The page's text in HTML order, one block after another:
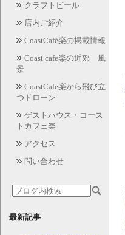
クラフトビール
店内ご紹介
CoastCafé楽の掲載情報
Coast cafe楽の近郊 風
景
CoastCafe楽から飛び立
つドローン
ゲストハウス・コース
トカフェ楽
アクセス
問い合わせ
最新記事